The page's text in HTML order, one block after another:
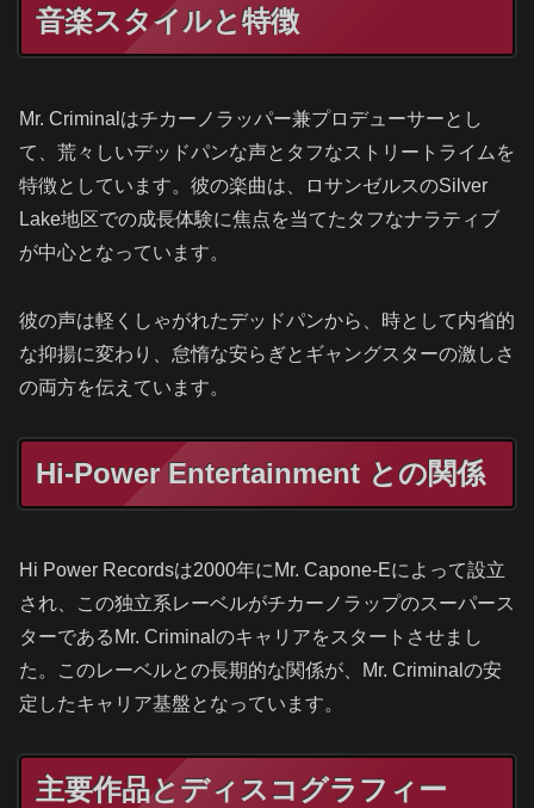
音楽スタイルと特徴
Mr. Criminalはチカーノラッパー兼プロデューサーとし
て、荒々しいデッドパンな声とタフなストリートライムを
特徴としています。彼の楽曲は、ロサンゼルスのSilver
Lake地区での成長体験に焦点を当てたタフなナラティブ
が中心となっています。
彼の声は軽くしゃがれたデッドパンから、時として内省的
な抑揚に変わり、怠惰な安らぎとギャングスターの激しさ
の両方を伝えています。
Hi-Power Entertainment との関係
Hi Power Recordsは2000年にMr. Capone-Eによって設立
され、この独立系レーベルがチカーノラップのスーパース
ターであるMr. Criminalのキャリアをスタートさせまし
た。このレーベルとの長期的な関係が、Mr. Criminalの安
定したキャリア基盤となっています。
主要作品とディスコグラフィー